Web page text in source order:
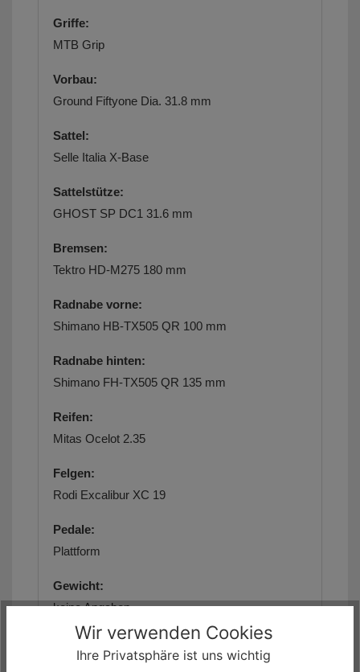
Griffe:
MTB Grip
Vorbau:
Ground Fiftyone Dia. 31.8 mm
Sattel:
Selle Italia X-Base
Sattelstütze:
GHOST SP DC1 31.6 mm
Bremsen:
Tektro HD-M275 180 mm
Radnabe vorne:
Shimano HB-TX505 QR 100 mm
Radnabe hinten:
Shimano FH-TX505 QR 135 mm
Reifen:
Mitas Ocelot 2.35
Felgen:
Rodi Excalibur XC 19
Pedale:
Plattform
Gewicht:
keine Angaben
max. zulässiges Gesamtgewicht:
120 kg
Wir verwenden Cookies
Ihre Privatsphäre ist uns wichtig